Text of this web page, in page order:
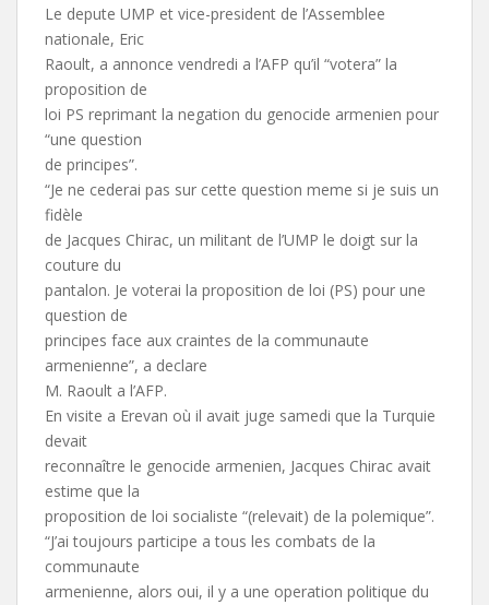
Le depute UMP et vice-president de l’Assemblee
nationale, Eric
Raoult, a annonce vendredi a l’AFP qu’il “votera” la
proposition de
loi PS reprimant la negation du genocide armenien pour
“une question
de principes”.
“Je ne cederai pas sur cette question meme si je suis un
fidèle
de Jacques Chirac, un militant de l’UMP le doigt sur la
couture du
pantalon. Je voterai la proposition de loi (PS) pour une
question de
principes face aux craintes de la communaute
armenienne”, a declare
M. Raoult a l’AFP.
En visite a Erevan où il avait juge samedi que la Turquie
devait
reconnaître le genocide armenien, Jacques Chirac avait
estime que la
proposition de loi socialiste “(relevait) de la polemique”.
“J’ai toujours participe a tous les combats de la
communaute
armenienne, alors oui, il y a une operation politique du